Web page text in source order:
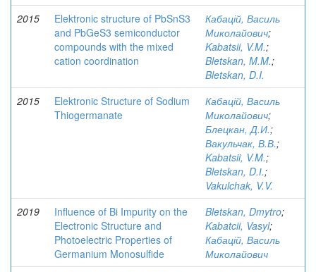
2015
Elektronic structure of PbSnS3
and PbGeS3 semiconductor
compounds with the mixed
cation coordination
Кабацій, Василь
Миколайович;
Kabatsii, V.M.;
Bletskan, M.M.;
Bletskan, D.I.
2015
Elektronic Structure of Sodium
Thiogermanate
Кабацій, Василь
Миколайович;
Блецкан, Д.И.;
Вакульчак, В.В.;
Kabatsii, V.M.;
Bletskan, D.І.;
Vakulchak, V.V.
2019
Influence of Bi Impurity on the
Electronic Structure and
Photoelectric Properties of
Germanium Monosulfide
Bletskan, Dmytro;
Kabatcii, Vasyl;
Кабацій, Василь
Миколайович